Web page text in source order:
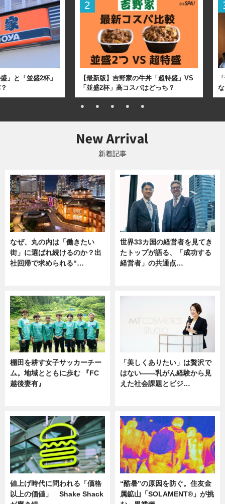
」と「並盛2杯」
【最新版】吉野家の牛丼「超特盛」VS
「並盛2杯」高コスパはどっち？
新着記事
なぜ、丸の内は「働きたい
街」に選ばれ続けるのか？出
社回帰で求められる“…
世界33カ国の経営者を見てき
たトップが語る、「成功する
経営者」の共通点…
棚田を耕す女子サッカーチー
ム。地域とともに歩む 『FC
越後妻有』
「美しくありたい」は贅沢で
はない――乳がん経験から見
えた社会課題とビジ…
値上げ時代に問われる「価格
以上の価値」 Shake Shack
“酷暑”の原因を防ぐ。住友金
属鉱山「SOLAMENT®」が挑